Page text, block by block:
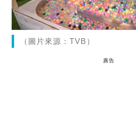
（圖片來源：TVB）
廣告